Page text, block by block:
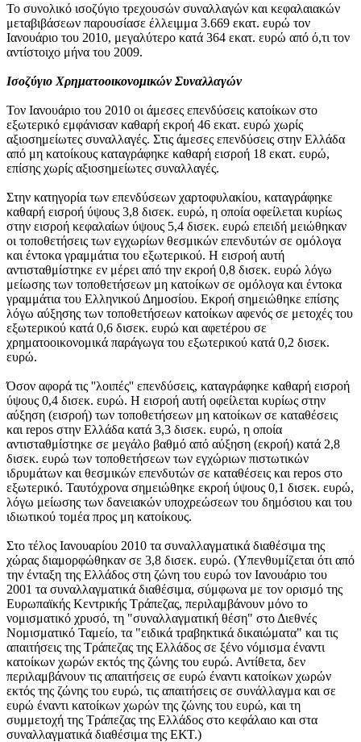
Το συνολικό ισοζύγιο τρεχουσών συναλλαγών και κεφαλαιακών
μεταβιβάσεων παρουσίασε έλλειμμα 3.669 εκατ. ευρώ τον
Ιανουάριο του 2010, μεγαλύτερο κατά 364 εκατ. ευρώ από ό,τι τον
αντίστοιχο μήνα του 2009.
Ισοζύγιο Χρηματοοικονομικών Συναλλαγών
Τον Ιανουάριο του 2010 οι άμεσες επενδύσεις κατοίκων στο
εξωτερικό εμφάνισαν καθαρή εκροή 46 εκατ. ευρώ χωρίς
αξιοσημείωτες συναλλαγές. Στις άμεσες επενδύσεις στην Ελλάδα
από μη κατοίκους καταγράφηκε καθαρή εισροή 18 εκατ. ευρώ,
επίσης χωρίς αξιοσημείωτες συναλλαγές.
Στην κατηγορία των επενδύσεων χαρτοφυλακίου, καταγράφηκε
καθαρή εισροή ύψους 3,8 δισεκ. ευρώ, η οποία οφείλεται κυρίως
στην εισροή κεφαλαίων ύψους 5,4 δισεκ. ευρώ επειδή μειώθηκαν
οι τοποθετήσεις των εγχωρίων θεσμικών επενδυτών σε ομόλογα
και έντοκα γραμμάτια του εξωτερικού. Η εισροή αυτή
αντισταθμίστηκε εν μέρει από την εκροή 0,8 δισεκ. ευρώ λόγω
μείωσης των τοποθετήσεων μη κατοίκων σε ομόλογα και έντοκα
γραμμάτια του Ελληνικού Δημοσίου. Εκροή σημειώθηκε επίσης
λόγω αύξησης των τοποθετήσεων κατοίκων αφενός σε μετοχές του
εξωτερικού κατά 0,6 δισεκ. ευρώ και αφετέρου σε
χρηματοοικονομικά παράγωγα του εξωτερικού κατά 0,2 δισεκ.
ευρώ.
Όσον αφορά τις ''λοιπές'' επενδύσεις, καταγράφηκε καθαρή εισροή
ύψους 0,4 δισεκ. ευρώ. Η εισροή αυτή οφείλεται κυρίως στην
αύξηση (εισροή) των τοποθετήσεων μη κατοίκων σε καταθέσεις
και repos στην Ελλάδα κατά 3,3 δισεκ. ευρώ, η οποία
αντισταθμίστηκε σε μεγάλο βαθμό από αύξηση (εκροή) κατά 2,8
δισεκ. ευρώ των τοποθετήσεων των εγχώριων πιστωτικών
ιδρυμάτων και θεσμικών επενδυτών σε καταθέσεις και repos στο
εξωτερικό. Ταυτόχρονα σημειώθηκε εκροή ύψους 0,1 δισεκ. ευρώ,
λόγω μείωσης των δανειακών υποχρεώσεων του δημόσιου και του
ιδιωτικού τομέα προς μη κατοίκους.
Στο τέλος Ιανουαρίου 2010 τα συναλλαγματικά διαθέσιμα της
χώρας διαμορφώθηκαν σε 3,8 δισεκ. ευρώ. (Υπενθυμίζεται ότι από
την ένταξη της Ελλάδος στη ζώνη του ευρώ τον Ιανουάριο του
2001 τα συναλλαγματικά διαθέσιμα, σύμφωνα με τον ορισμό της
Ευρωπαϊκής Κεντρικής Τράπεζας, περιλαμβάνουν μόνο το
νομισματικό χρυσό, τη "συναλλαγματική θέση" στο Διεθνές
Νομισματικό Ταμείο, τα "ειδικά τραβηκτικά δικαιώματα" και τις
απαιτήσεις της Τράπεζας της Ελλάδος σε ξένο νόμισμα έναντι
κατοίκων χωρών εκτός της ζώνης του ευρώ. Αντίθετα, δεν
περιλαμβάνουν τις απαιτήσεις σε ευρώ έναντι κατοίκων χωρών
εκτός της ζώνης του ευρώ, τις απαιτήσεις σε συνάλλαγμα και σε
ευρώ έναντι κατοίκων χωρών της ζώνης του ευρώ, και τη
συμμετοχή της Τράπεζας της Ελλάδος στο κεφάλαιο και στα
συναλλαγματικά διαθέσιμα της ΕΚΤ.)